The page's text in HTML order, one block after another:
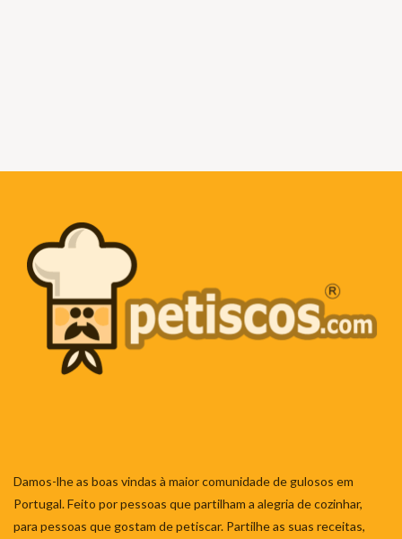
Damos-lhe as boas vindas à maior comunidade de gulosos em
Portugal. Feito por pessoas que partilham a alegria de cozinhar,
para pessoas que gostam de petiscar. Partilhe as suas receitas,